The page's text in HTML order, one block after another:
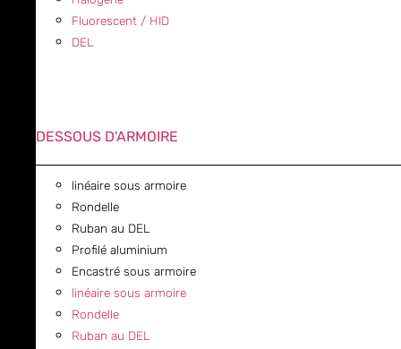
Fluorescent / HID
DEL
DESSOUS D'ARMOIRE
linéaire sous armoire
Rondelle
Ruban au DEL
Profilé aluminium
Encastré sous armoire
linéaire sous armoire
Rondelle
Ruban au DEL